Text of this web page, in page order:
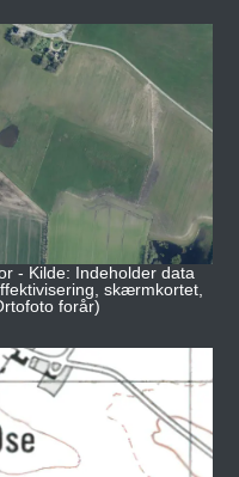
- Kilde: Indeholder data
skærmkortet,
forår)